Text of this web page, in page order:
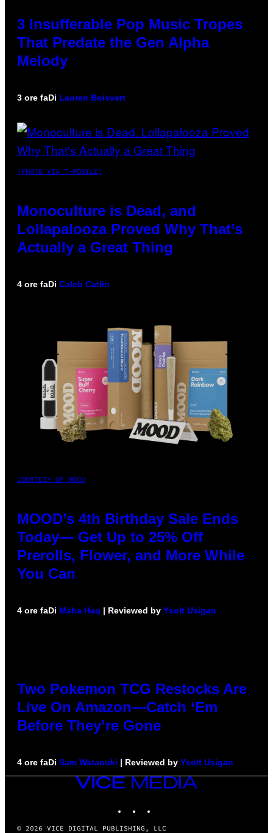
3 Insufferable Pop Music Tropes
That Predate the Gen Alpha
Melody
3 ore faDi Lauren Boisvert
(PHOTO VIA T-MOBILE)
Monoculture is Dead, and
Lollapalooza Proved Why That’s
Actually a Great Thing
4 ore faDi Caleb Catlin
COURTESY OF MOOD
MOOD’s 4th Birthday Sale Ends
Today— Get Up to 25% Off
Prerolls, Flower, and More While
You Can
4 ore faDi Maha Haq | Reviewed by Ysolt Usigan
Two Pokemon TCG Restocks Are
Live On Amazon—Catch ‘Em
Before They’re Gone
4 ore faDi Sam Watanuki | Reviewed by Ysolt Usigan
VICE
MEDIA
© 2026 VICE DIGITAL PUBLISHING, LLC